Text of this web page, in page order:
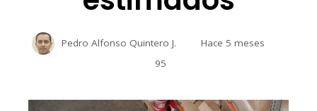
Pedro Alfonso Quintero J.
Hace 5 meses
95